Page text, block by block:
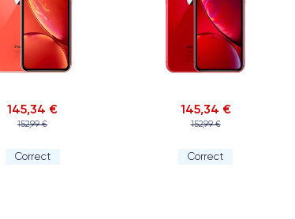
145,34 €
152,99 €
Correct
145,34 €
152,99 €
Correct